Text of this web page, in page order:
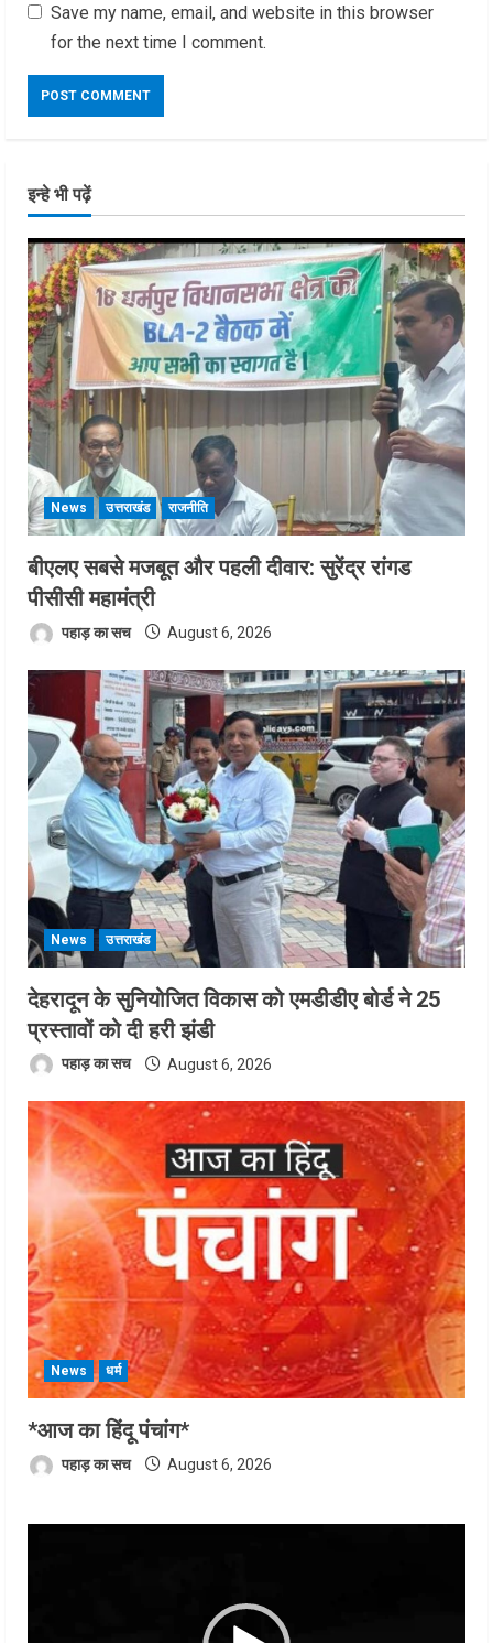
Save my name, email, and website in this browser
for the next time I comment.
इन्हे भी पढ़ें
News उत्तराखंड राजनीति
बीएलए सबसे मजबूत और पहली दीवार: सुरेंद्र रांगड
पीसीसी महामंत्री
पहाड़ का सच August 6, 2026
News उत्तराखंड
देहरादून के सुनियोजित विकास को एमडीडीए बोर्ड ने 25
प्रस्तावों को दी हरी झंडी
पहाड़ का सच August 6, 2026
News धर्म
*आज का हिंदू पंचांग*
पहाड़ का सच August 6, 2026